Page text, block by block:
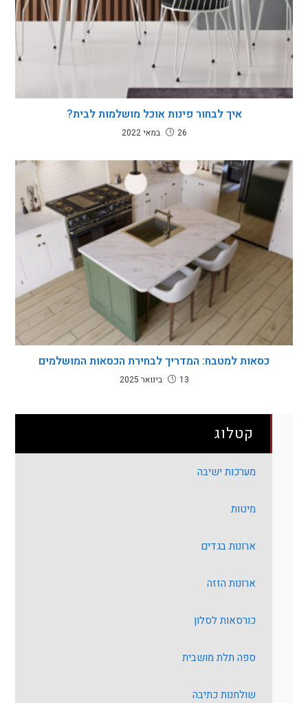
איך לבחור פינות אוכל מושלמות לבית?
26 במאי 2022
כסאות למטבח: המדריך לבחירת הכסאות המושלמים
13 בינואר 2025
קטלוג
מערכות ישיבה
מיטות
ארונות בגדים
ארונות הזזה
כורסאות לסלון
ספה תלת מושבית
שולחנות כתיבה